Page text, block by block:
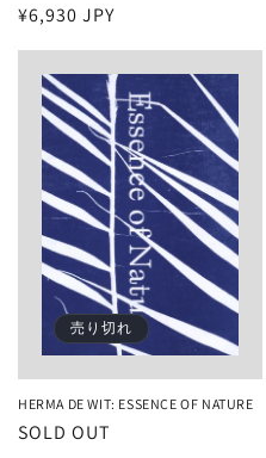
通
¥6,930 JPY
売り切れ
HERMA DE WIT: ESSENCE OF NATURE
SOLD OUT